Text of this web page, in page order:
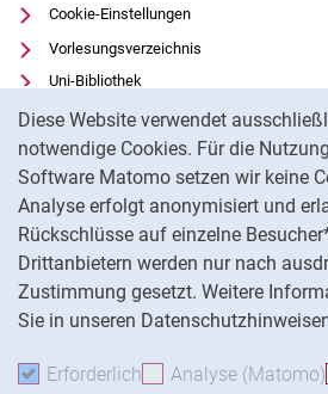
Diese Website verwendet
notwendige Cookies. Für die
Software Matomo setzen wir keine
Analyse erfolgt anonymisiert und
Rückschlüsse auf einzelne
Drittanbietern werden nur nach
Zustimmung gesetzt. Weitere
Sie in unseren
Erforderlich Erforderliche Cookies
Analyse (Matomo)
Cookie-Einstellungen
Vorlesungsverzeichnis
Uni-Bibliothek
Moodle
Panopto
Datenschutz
Barrierefreiheit
Transparenter KI-Einsatz